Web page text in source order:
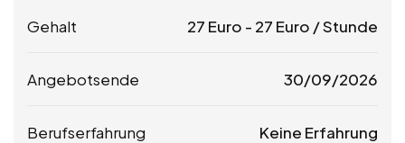
Gehalt 27 Euro - 27 Euro / Stunde
Angebotsende 30/09/2026
Berufserfahrung Keine Erfahrung